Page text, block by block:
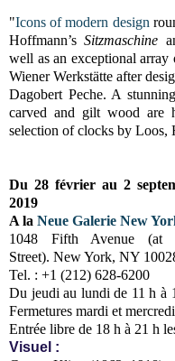
"Icons of modern design
Hoffmann’sSitzmaschine
well as an exceptional
Wiener Werkstätte after
Dagobert Peche. A
carved and gilt wood are
selection of clocks by Loos,
Du 28 février au 2
2019
A la Neue Galerie New
1048 Fifth Avenue (at
Street). New York, NY
Tel. : +1 (212) 628-6200
Du jeudi au lundi de 11 h à
Fermetures mardi et
Entrée libre de 18 h à 21 h
Visuel :